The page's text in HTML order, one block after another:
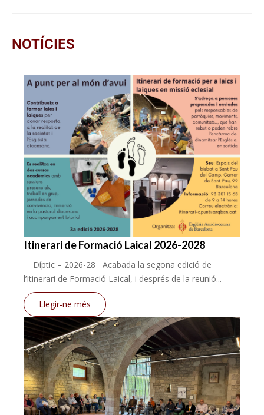
NOTÍCIES
Itinerari de Formació Laical 2026-2028
Díptic – 2026-28 Acabada la segona edició de
l’Itinerari de Formació Laical, i després de la reunió...
Llegir-ne més